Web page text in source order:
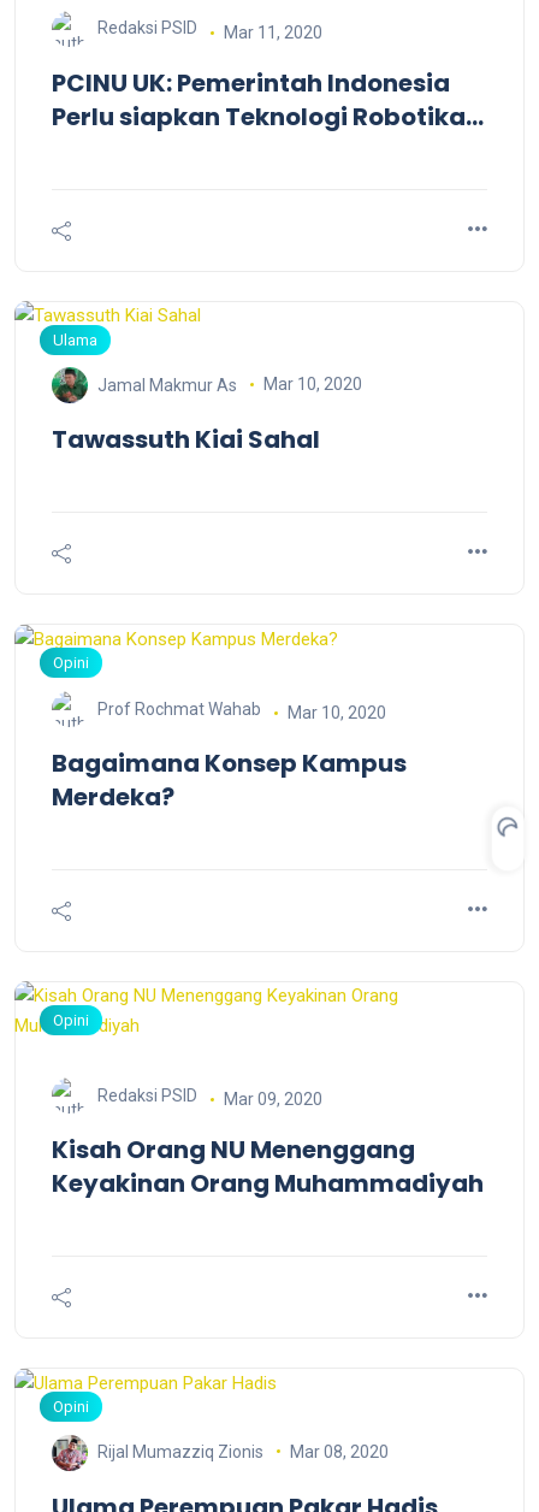
Redaksi PSID Mar 11, 2020
PCINU UK: Pemerintah Indonesia
Perlu siapkan Teknologi Robotika
Ulama
Jamal Makmur As Mar 10, 2020
Tawassuth Kiai Sahal
Opini
Prof Rochmat Wahab Mar 10, 2020
Bagaimana Konsep Kampus
Merdeka?
Opini
Redaksi PSID Mar 09, 2020
Kisah Orang NU Menenggang
Keyakinan Orang Muhammadiyah
Opini
Rijal Mumazziq Zionis Mar 08, 2020